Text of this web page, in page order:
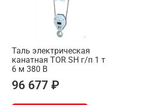
Таль электрическая
канатная TOR SH г/п 1 т
6 м 380 В
96 677 ₽